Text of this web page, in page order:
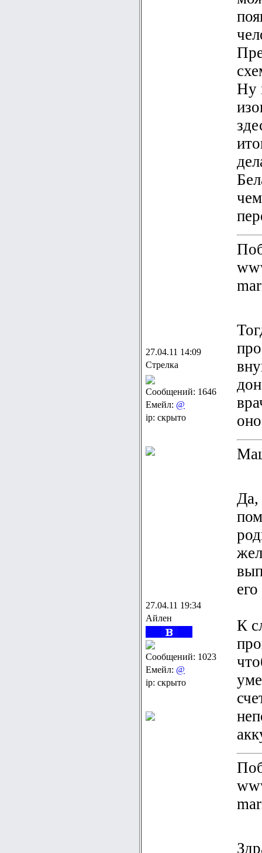
Ну
27.04.11 14:09
Стрелка
Сообщений: 1646
Емейл: @
ip: скрыто
27.04.11 19:34
Айлен
Сообщений: 1023
Емейл: @
ip: скрыто
Да,
К